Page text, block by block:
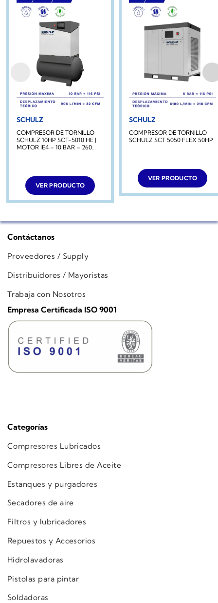
SCHULZ
COMPRESOR DE TORNILLO
SCHULZ 10HP SCT-5010 HE |
MOTOR IE4 – 10 BAR – 260
VER PRODUCTO
SCHULZ
COMPRESOR DE TORNILLO
SCHULZ SCT 5050 FLEX 50HP
VER PRODUCTO
Categorías
Compresores Lubricados
Compresores Libres de Aceite
Estanques y purgadores
Secadores de aire
Filtros y lubricadores
Repuestos y Accesorios
Hidrolavadoras
Pistolas para pintar
Soldadoras
Contáctanos
Proveedores / Supply
Distribuidores / Mayoristas
Trabaja con Nosotros
Empresa Certificada ISO 9001